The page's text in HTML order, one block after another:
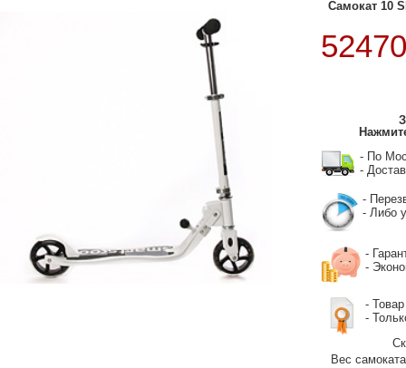
Самокат 10
- По
-
-
- Либо
-
-
- Товар
-
Вес